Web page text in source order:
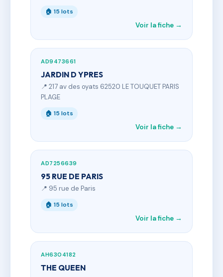
🏠 15 lots
Voir la fiche →
AD9473661
JARDIN D YPRES
📍 217 av des oyats 62520 LE TOUQUET PARIS
PLAGE
🏠 15 lots
Voir la fiche →
AD7256639
95 RUE DE PARIS
📍 95 rue de Paris
🏠 15 lots
Voir la fiche →
AH6304182
THE QUEEN